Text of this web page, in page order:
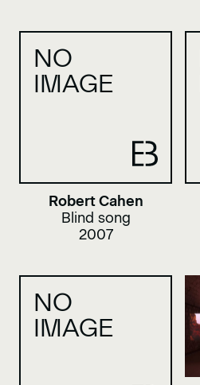
NO
IMAGE
Robert Cahen
Blind song
2007
NO
IMAGE